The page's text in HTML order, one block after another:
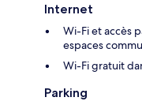
Internet
Wi-Fi et accès
espaces
Wi-Fi gratuit
Parking